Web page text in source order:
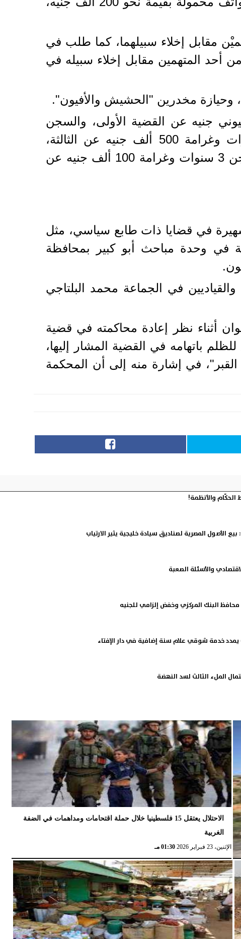
الرشوة من متهميْن مقابل إخلاء سبيلهما، كما طلب في
جنيه على سبيل الرشوة من أحد المتهمين مقابل إخلاء سبيله في
المشدد 10 سنوات وغرامة مليوني جنيه عن القضية الأولى، والسجن
المشدد 5 سنوات والغرامة مليون جنيه عن الثانية، والسجن المشدد 3 سنوات وغرامة 500 ألف جنيه عن الثالثة،
والسجن المشدد 3 سنوات وغرامة 10 آلاف عن حيازة السلاح والذخيرة، والسجن 3 سنوات وغرامة 100 ألف جنيه عن
في قضايا ذات طابع سياسي، مثل
في وحدة مباحث أبو كبير بمحافظة
في الجماعة محمد البلتاجي
أثناء نظر إعادة محاكمته في قضية
باتهامه في القضية المشار إليها،
في إشارة منه إلى أن المحكمة
الأصول المصرية لصناديق سيادة خليجية يثير الارتياب
والأسئلة الصعبة
البنك المركزي وخفض إلزامي للجنيه
خدمة شوقي علام سنة إضافية في دار الإفتاء
الملء الثالث لسد النهضة
الاحتلال يعتقل 15 فلسطينيا خلال حملة اقتحامات ومداهمات في الضفة
الغربية
الإثنين، 23 فبراير 2026 01:30 مـ